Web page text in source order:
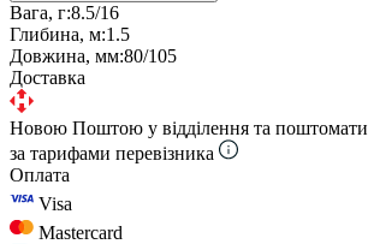
Вага, г:8.5/16
Глибина, м:1.5
Довжина, мм:80/105
Доставка
Новою Поштою у відділення та поштомати
за тарифами перевізника
Оплата
Visa
Mastercard